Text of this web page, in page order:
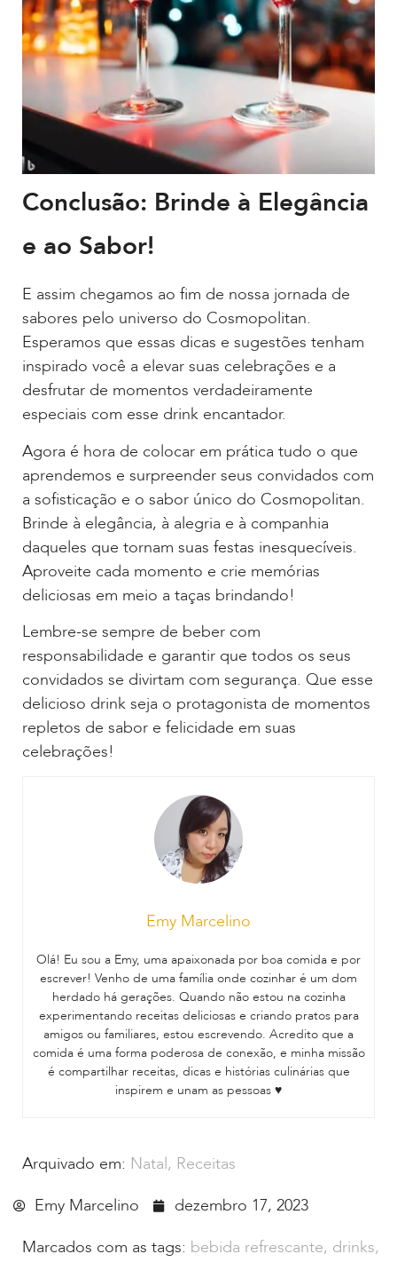
Conclusão: Brinde à Elegância
e ao Sabor!
E assim chegamos ao fim de nossa jornada de
sabores pelo universo do Cosmopolitan.
Esperamos que essas dicas e sugestões tenham
inspirado você a elevar suas celebrações e a
desfrutar de momentos verdadeiramente
especiais com esse drink encantador.
Agora é hora de colocar em prática tudo o que
aprendemos e surpreender seus convidados com
a sofisticação e o sabor único do Cosmopolitan.
Brinde à elegância, à alegria e à companhia
daqueles que tornam suas festas inesquecíveis.
Aproveite cada momento e crie memórias
deliciosas em meio a taças brindando!
Lembre-se sempre de beber com
responsabilidade e garantir que todos os seus
convidados se divirtam com segurança. Que esse
delicioso drink seja o protagonista de momentos
repletos de sabor e felicidade em suas
celebrações!
Emy Marcelino
Olá! Eu sou a Emy, uma apaixonada por boa comida e por
escrever! Venho de uma família onde cozinhar é um dom
herdado há gerações. Quando não estou na cozinha
experimentando receitas deliciosas e criando pratos para
amigos ou familiares, estou escrevendo. Acredito que a
comida é uma forma poderosa de conexão, e minha missão
é compartilhar receitas, dicas e histórias culinárias que
inspirem e unam as pessoas ♥
Arquivado em: Natal, Receitas
Emy Marcelino
dezembro 17, 2023
Marcados com as tags: bebida refrescante, drinks,